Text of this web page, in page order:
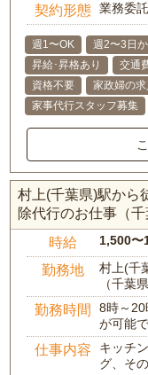
契約形態 業務委託
週1〜OK 週2〜3日
昇給･昇格あり
交通
資格不要
家政婦の求
家事代行スタッフ募集
村上(千葉県)駅から
除代行のお仕事（千
時給 1,500〜
勤務地
村上(千
（千葉
勤務時間
8時～20
が可能
仕事内容
キッチ
グ、そ